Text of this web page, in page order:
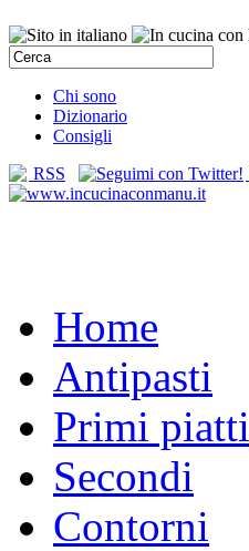
Chi sono
Dizionario
Consigli
RSS
Home
Antipasti
Primi piatti
Secondi
Contorni